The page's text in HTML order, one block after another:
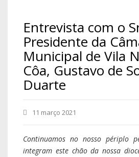
Entrevista com o
Presidente da
Municipal de Vila
Côa, Gustavo de
Duarte
11 março 2021
Continuamos no nosso périplo
integram este chão da nossa